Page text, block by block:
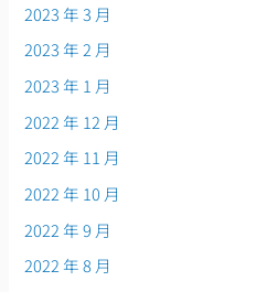
2023 年 3 月
2023 年 2 月
2023 年 1 月
2022 年 12 月
2022 年 11 月
2022 年 10 月
2022 年 9 月
2022 年 8 月